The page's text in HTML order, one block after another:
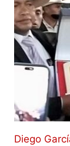
Diego